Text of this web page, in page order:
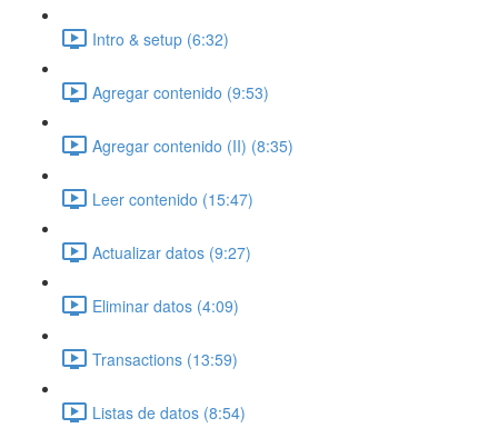
Intro & setup (6:32)
Agregar contenido (9:53)
Agregar contenido (II) (8:35)
Leer contenido (15:47)
Actualizar datos (9:27)
Eliminar datos (4:09)
Transactions (13:59)
Listas de datos (8:54)